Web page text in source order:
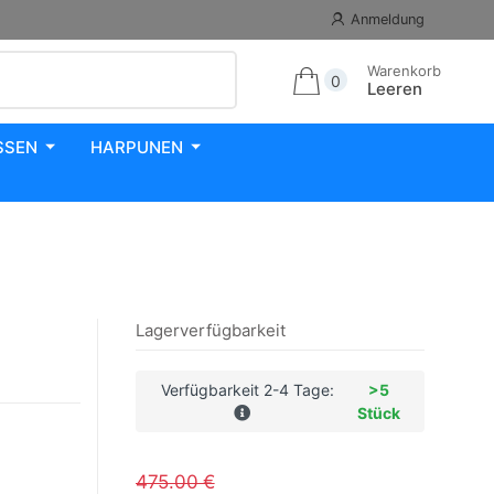
Anmeldung
0
Warenkorb
Leeren
HARPUNEN
Lagerverfügbarkeit
Verfügbarkeit 2-4 Tage:
>5
Stück
475.00 €